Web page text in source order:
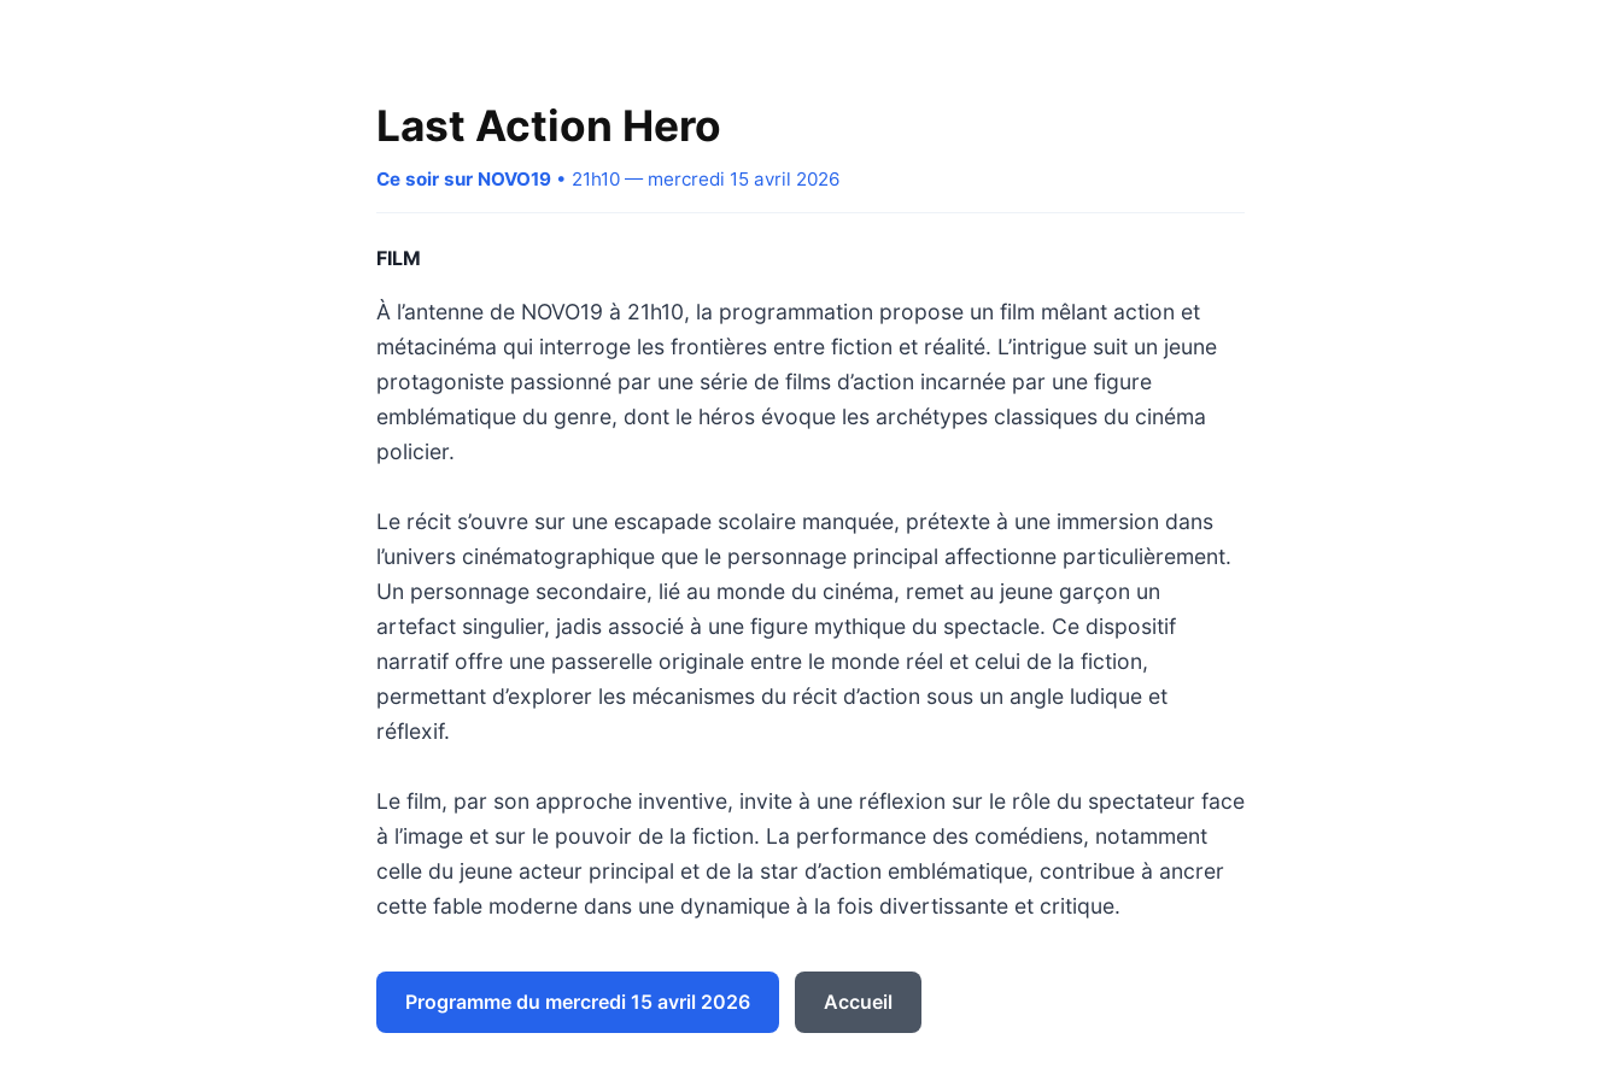
Last Action Hero
Ce soir sur NOVO19 • 21h10 — mercredi 15 avril 2026
FILM
À l’antenne de NOVO19 à 21h10, la programmation propose un film mêlant action et
métacinéma qui interroge les frontières entre fiction et réalité. L’intrigue suit un jeune
protagoniste passionné par une série de films d’action incarnée par une figure
emblématique du genre, dont le héros évoque les archétypes classiques du cinéma
policier.
Le récit s’ouvre sur une escapade scolaire manquée, prétexte à une immersion dans
l’univers cinématographique que le personnage principal affectionne particulièrement.
Un personnage secondaire, lié au monde du cinéma, remet au jeune garçon un
artefact singulier, jadis associé à une figure mythique du spectacle. Ce dispositif
narratif offre une passerelle originale entre le monde réel et celui de la fiction,
permettant d’explorer les mécanismes du récit d’action sous un angle ludique et
réflexif.
Le film, par son approche inventive, invite à une réflexion sur le rôle du spectateur face
à l’image et sur le pouvoir de la fiction. La performance des comédiens, notamment
celle du jeune acteur principal et de la star d’action emblématique, contribue à ancrer
cette fable moderne dans une dynamique à la fois divertissante et critique.
Programme du mercredi 15 avril 2026 Accueil